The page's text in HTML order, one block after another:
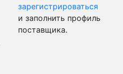
зарегистрироваться
и заполнить профиль
поставщика.